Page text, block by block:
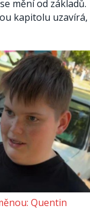
mění od základů.
kapitolu uzavírá,
Quentin